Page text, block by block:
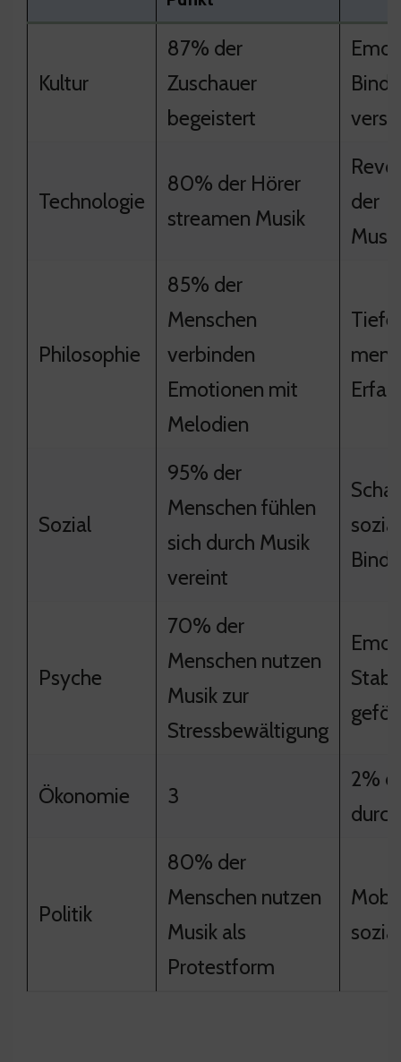
Kultur
87% der
Zuschauer
begeistert
Technologie
80% der Hörer
streamen Musik
der
Philosophie
85% der
Menschen
verbinden
Emotionen mit
Melodien
Sozial
95% der
Menschen fühlen
sich durch Musik
vereint
Psyche
70% der
Menschen nutzen
Musik zur
Stressbewältigung
Ökonomie 3
2%
Politik
80% der
Menschen nutzen
Musik als
Protestform